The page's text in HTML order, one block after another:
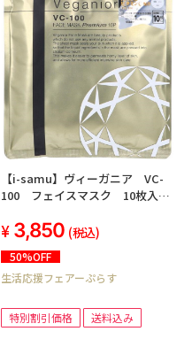
【i-samu】ヴィーガニア VC-
100 フェイスマスク 10枚入
3,850 (税込)
50%OFF
生活応援フェアーぷらす
特別割引価格 送料込み